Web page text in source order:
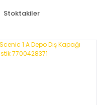
Stoktakiler